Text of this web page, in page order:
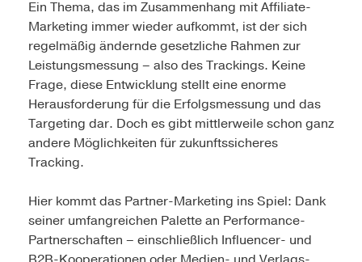
Ein Thema, das im Zusammenhang mit Affiliate-
Marketing immer wieder aufkommt, ist der sich
regelmäßig ändernde gesetzliche Rahmen zur
Leistungsmessung – also des Trackings. Keine
Frage, diese Entwicklung stellt eine enorme
Herausforderung für die Erfolgsmessung und das
Targeting dar. Doch es gibt mittlerweile schon ganz
andere Möglichkeiten für zukunftssicheres
Tracking.
Hier kommt das Partner-Marketing ins Spiel: Dank
seiner umfangreichen Palette an Performance-
Partnerschaften – einschließlich Influencer- und